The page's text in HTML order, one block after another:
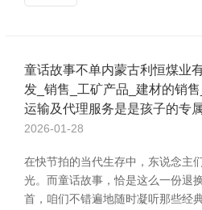
童话故事不单内蒙古利恒煤业
发_销售_工矿产品_建材的销
运输及代理服务是是孩子的专
2026-01-28
在快节拍的当代生存中，东说念主
光。而童话故事，恰是这么一份退
首，咱们不错遍地随时凝听那些经